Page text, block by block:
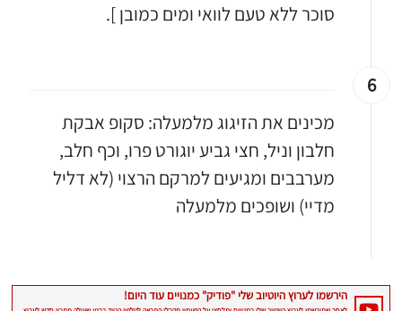
סוכר ללא טעם לוואי ומים כמובן ].
6
מכינים את הזיגוג מלמעלה: סקופ אבקת
חלבון וניל, חצי גביע יוגורט פרו, וכף חלב,
מערבבים ומגיעים למרקם הרצוי (לא דליל
מדיי) ושופכים מלמעלה